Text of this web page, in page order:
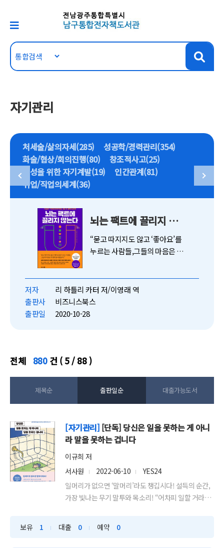
자기관리
처세술/삶의자세(285)
성공학/경력관리(354)
화술/협상/회의진행(80)
창조적사고(25)
여성을 위한 자기계발(19)
인간관계(81)
취업/직업의세계(36)
뇌는 팩트에 끌리지 않는다
“묻고 따지지도 않고 ‘좋아요’를
누르는 사람들,그들의 마음은 무
한다!MS, 스타벅스, 비자… 세계
적 기업의 커뮤니케이션 전략가
저자
리 하틀리 카터 저/이영래 역
출판사
비즈니스북스
출판일
2020-10-28
전체 880 건 ( 5 / 88 )
제목순 출판일순 대출가능도서
[자기관리] [단독] 당신은 일을 못하는 게 아니
라 말을 못하는 겁니다
이규희 저
서사원
2022-06-10
YES24
일머리가 없으면 ‘말머리’라도 챙깁시다! 설득의 순간,
가장 빛나는 무기 말투와 목소리! “어차피 일할 거라면
보유
1 대출 0 예약 0